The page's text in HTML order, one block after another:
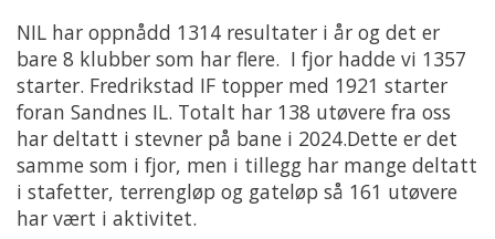
NIL har oppnådd 1314 resultater i år og det er
bare 8 klubber som har flere. I fjor hadde vi 1357
starter. Fredrikstad IF topper med 1921 starter
foran Sandnes IL. Totalt har 138 utøvere fra oss
har deltatt i stevner på bane i 2024.Dette er det
samme som i fjor, men i tillegg har mange deltatt
i stafetter, terrengløp og gateløp så 161 utøvere
har vært i aktivitet.